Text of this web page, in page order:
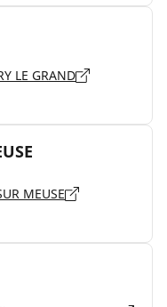
LE GRAND
MEUSE